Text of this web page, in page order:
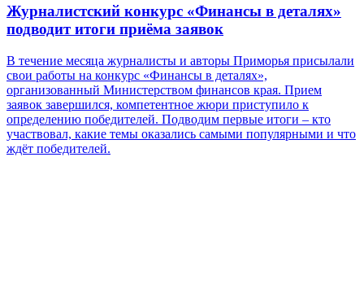
Журналистский конкурс «Финансы в деталях»
подводит итоги приёма заявок
В течение месяца журналисты и авторы Приморья присылали
свои работы на конкурс «Финансы в деталях»,
организованный Министерством финансов края. Прием
заявок завершился, компетентное жюри приступило к
определению победителей. Подводим первые итоги – кто
участвовал, какие темы оказались самыми популярными и что
ждёт победителей.